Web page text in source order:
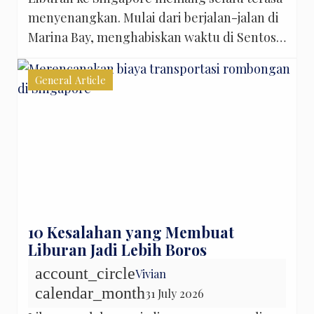
menyenangkan. Mulai dari berjalan-jalan di
Marina Bay, menghabiskan waktu di Sentosa,
Zoo atau Universal Studios Singapore.
Namun, ada satu hal yang sering membuat
General Article
10 Kesalahan yang Membuat
Liburan Jadi Lebih Boros
account_circleVivian
calendar_month31 July 2026